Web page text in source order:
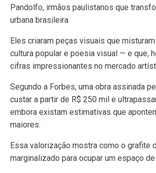
Pandolfo, irmãos paulistanos que
urbana brasileira.
Eles criaram peças visuais que
cultura popular e poesia visual — e que,
cifras impressionantes no mercado
Segundo a Forbes, uma obra assinada
custar a partir de R$ 250 mil e
embora existam estimativas que
maiores.
Essa valorização mostra como o grafite
marginalizado para ocupar um espaço